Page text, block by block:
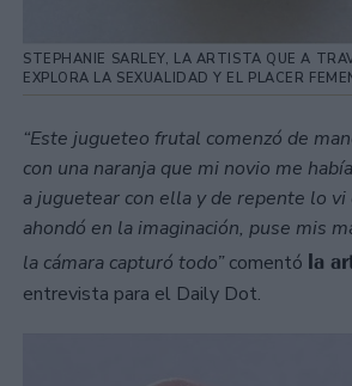
STEPHANIE SARLEY, LA ARTISTA QUE A
EXPLORA LA SEXUALIDAD Y EL PLACER
“Este jugueteo frutal comenzó de
con una naranja que mi novio me
a juguetear con ella y de repente lo
ahondó en la imaginación, puse mis
la cámara capturó todo”comentó la
entrevista para el Daily Dot.